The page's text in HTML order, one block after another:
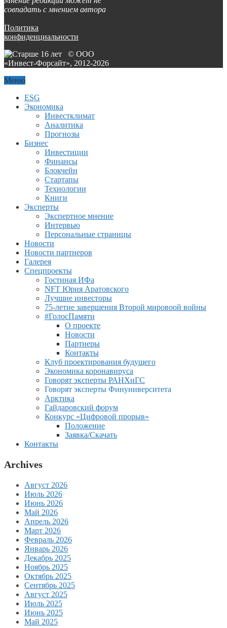
совпадать с мнением автора
Политика
конфиденциальности
© ООО
«Инвест-Форсайт», 2012-2026
Меню
ESG
Экономика
Инвестклимат
Аналитика
Прогнозы
Бизнес
Инвестиции
Финансы
Блокчейн
Стартапы
Технологии
Книги
Эксперты
Экспертное мнение
Интервью
Персональные страницы
Новости
Новости партнеров
Галерея
Спецпроекты
Гостиная ИФа
NFT Юрия Аратовского
Лучшие инвесторы
75-летие завершения Второй мировоой войны
#ГолосПамяти
О проекте
Новости
Партнеры
Контакты
Клуб проектирования будущего
Экономика коронавируса
Говорят эксперты РАНХиГС
Говорят эксперты Финуниверситета
Арктика
Гайдаровский форум
Конкурс «Цифровой прорыв»
Положение
Заявка/Скачать
Контакты
Archives
Август 2026
Июль 2026
Июнь 2026
Май 2026
Апрель 2026
Март 2026
Февраль 2026
Январь 2026
Декабрь 2025
Ноябрь 2025
Октябрь 2025
Сентябрь 2025
Август 2025
Июль 2025
Июнь 2025
Май 2025